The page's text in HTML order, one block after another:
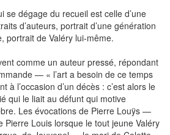
se dégage du recueil est celle d’une
d’auteurs, portrait d’une génération
portrait de Valéry lui-même.
comme un auteur pressé, répondant
— « l’art a besoin de ce temps
à l’occasion d’un décès : c’est alors le
qui le liait au défunt qui motive
Les évocations de Pierre Louÿs —
Pierre Louis lorsque le tout jeune Valéry